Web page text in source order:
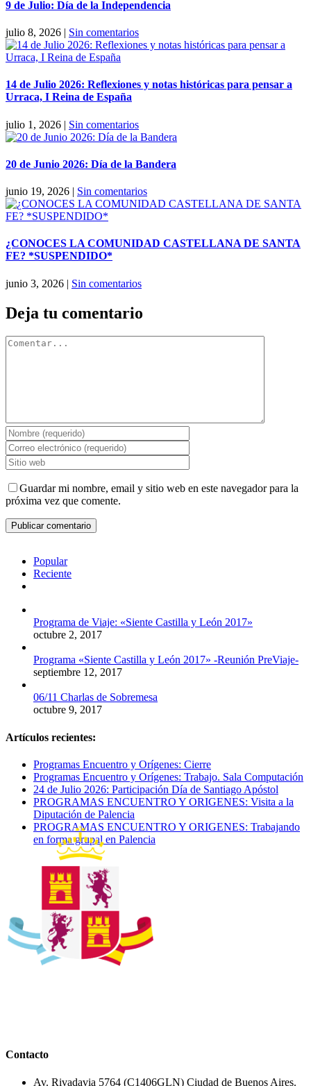
9 de Julio: Día de la Independencia
julio 8, 2026 | Sin comentarios
14 de Julio 2026: Reflexiones y notas históricas para pensar a
Urraca, I Reina de España
julio 1, 2026 | Sin comentarios
20 de Junio 2026: Día de la Bandera
junio 19, 2026 | Sin comentarios
¿CONOCES LA COMUNIDAD CASTELLANA DE SANTA
FE? *SUSPENDIDO*
junio 3, 2026 | Sin comentarios
Deja tu comentario
Comentar
Guardar mi nombre, email y sitio web en este navegador para la
próxima vez que comente.
Popular
Reciente
Programa de Viaje: «Siente Castilla y León 2017»
octubre 2, 2017
Programa «Siente Castilla y León 2017» -Reunión PreViaje-
septiembre 12, 2017
06/11 Charlas de Sobremesa
octubre 9, 2017
Artículos recientes:
Programas Encuentro y Orígenes: Cierre
Programas Encuentro y Orígenes: Trabajo. Sala Computación
24 de Julio 2026: Participación Día de Santiago Apóstol
PROGRAMAS ENCUENTRO Y ORIGENES: Visita a la
Diputación de Palencia
PROGRAMAS ENCUENTRO Y ORIGENES: Trabajando
en forma grupal en Palencia
Contacto
Av. Rivadavia 5764 (C1406GLN) Ciudad de Buenos Aires.